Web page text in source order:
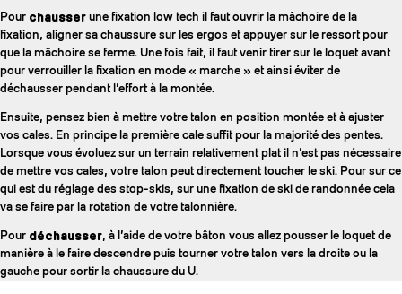
Pour chausser une fixation low tech il faut ouvrir la mâchoire de la
fixation, aligner sa chaussure sur les ergos et appuyer sur le ressort pour
que la mâchoire se ferme. Une fois fait, il faut venir tirer sur le loquet avant
pour verrouiller la fixation en mode « marche » et ainsi éviter de
déchausser pendant l’effort à la montée.
Ensuite, pensez bien à mettre votre talon en position montée et à ajuster
vos cales. En principe la première cale suffit pour la majorité des pentes.
Lorsque vous évoluez sur un terrain relativement plat il n’est pas nécessaire
de mettre vos cales, votre talon peut directement toucher le ski. Pour sur ce
qui est du réglage des stop-skis, sur une fixation de ski de randonnée cela
va se faire par la rotation de votre talonnière.
Pour déchausser, à l’aide de votre bâton vous allez pousser le loquet de
manière à le faire descendre puis tourner votre talon vers la droite ou la
gauche pour sortir la chaussure du U.